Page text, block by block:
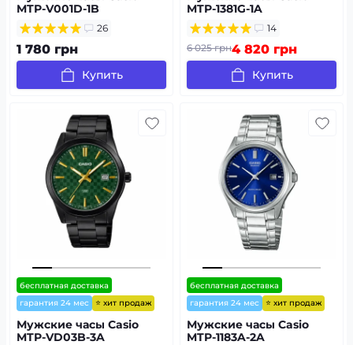
MTP-V001D-1B
26
1 780 грн
Купить
MTP-1381G-1A
14
6 025 грн4 820 грн
Купить
бесплатная доставка
гарантия 24 мес
⭐ хит продаж
Мужские часы Casio
MTP-VD03B-3A
бесплатная доставка
гарантия 24 мес
⭐ хит продаж
Мужские часы Casio
MTP-1183A-2A